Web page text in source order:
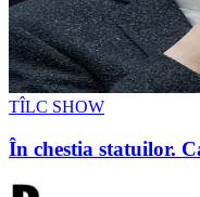
TÎLC SHOW
În chestia statuilor.